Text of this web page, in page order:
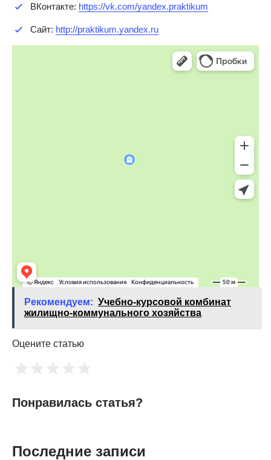
ВКонтакте: https://vk.com/yandex.praktikum
Сайт: http://praktikum.yandex.ru
Рекомендуем: Учебно-курсовой комбинат
жилищно-коммунального хозяйства
Оцените статью
Понравилась статья?
Последние записи